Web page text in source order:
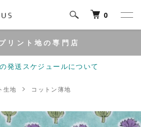
0
リント地の専門店
発送スケジュールについて
生地 コットン薄地